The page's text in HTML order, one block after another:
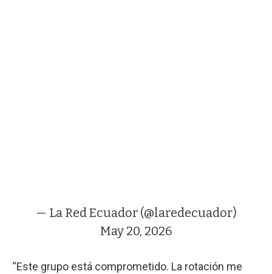
— La Red Ecuador (@laredecuador)
May 20, 2026
“Este grupo está comprometido. La rotación me